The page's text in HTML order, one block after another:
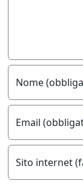
Nome
Email
Sito internet